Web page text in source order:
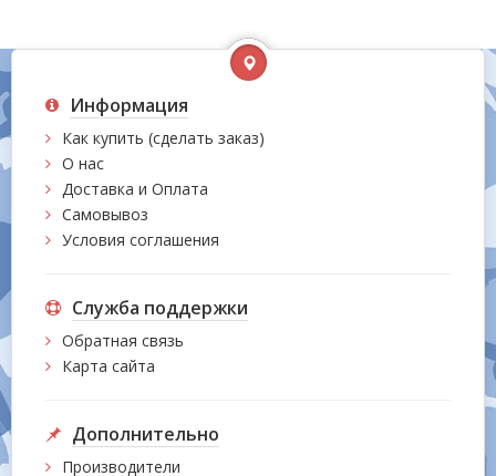
Информация
Как купить (сделать заказ)
О нас
Доставка и Оплата
Самовывоз
Условия соглашения
Служба поддержки
Обратная связь
Карта сайта
Дополнительно
Производители